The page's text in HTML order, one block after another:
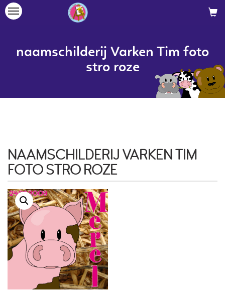
Toggle
naamschilderij Varken Tim foto
stro roze
NAAMSCHILDERIJ VARKEN TIM
FOTO STRO ROZE